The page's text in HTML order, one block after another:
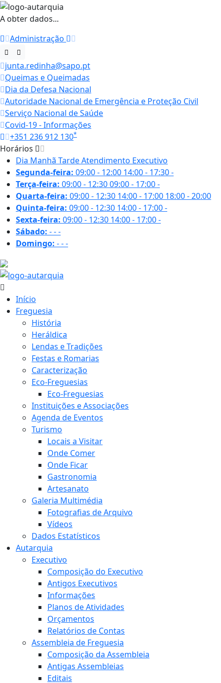
A obter dados...
Administração
junta.redinha@sapo.pt
Queimas e Queimadas
Dia da Defesa Nacional
Autoridade Nacional de Emergência e Proteção Civil
Serviço Nacional de Saúde
Covid-19 - Informações
+351 236 912 130*
Horários
Dia Manhã TardeAtendimento Executivo
Segunda-feira: 09:00 - 12:00 14:00 - 17:30-
Terça-feira: 09:00 - 12:3009:00 - 17:00-
Quarta-feira: 09:00 - 12:30 14:00 - 17:00 18:00 - 20:00
Quinta-feira: 09:00 - 12:30 14:00 - 17:00-
Sexta-feira: 09:00 - 12:30 14:00 - 17:00-
Sábado: ---
Domingo: ---
Início
Freguesia
História
Heráldica
Lendas e Tradições
Festas e Romarias
Caracterização
Eco-Freguesias
Eco-Freguesias
Instituições e Associações
Agenda de Eventos
Turismo
Locais a Visitar
Onde Comer
Onde Ficar
Gastronomia
Artesanato
Galeria Multimédia
Fotografias de Arquivo
Vídeos
Dados Estatísticos
Autarquia
Executivo
Composição do Executivo
Antigos Executivos
Informações
Planos de Atividades
Orçamentos
Relatórios de Contas
Assembleia de Freguesia
Composição da Assembleia
Antigas Assembleias
Editais